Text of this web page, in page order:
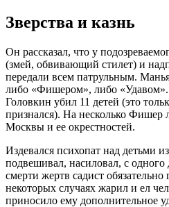
Зверства и казнь
Он рассказал, что у
(змей, обвивающий стилет) и
передали всем патрульным.
либо «Фишером», либо
Головкин убил 11 детей (это
признался). На несколько Фишер
Москвы и ее окрестностей.
Издевался психопат над детьми
подвешивал, насиловал, с
смерти жертв садист
некоторых случаях жарил и ел
приносило ему дополнительное